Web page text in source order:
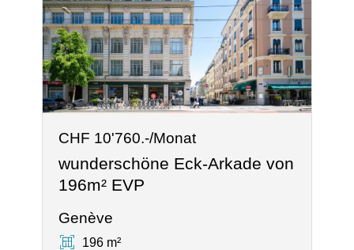
CHF 10'760.-/Monat
wunderschöne Eck-Arkade von
196m² EVP
Genève
196 m²